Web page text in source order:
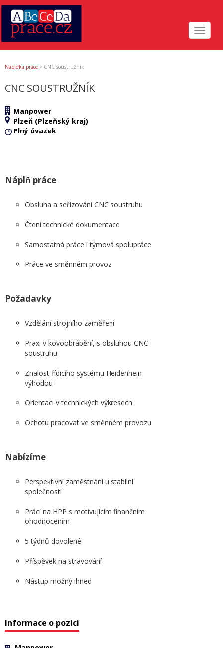
Toggle
Nabídka práce > CNC soustružník
CNC SOUSTRUŽNÍK
Manpower
Plzeň (Plzeňský kraj)
Plný úvazek
Náplň práce
Obsluha a seřizování CNC soustruhu
Čtení technické dokumentace
Samostatná práce i týmová spolupráce
Práce ve směnném provoz
Požadavky
Vzdělání strojního zaměření
Praxi v kovoobrábění, s obsluhou CNC
soustruhu
Znalost řídicího systému Heidenhein
výhodou
Orientaci v technických výkresech
Ochotu pracovat ve směnném provozu
Nabízíme
Perspektivní zaměstnání u stabilní
společnosti
Práci na HPP s motivujícím finančním
ohodnocením
5 týdnů dovolené
Příspěvek na stravování
Nástup možný ihned
Informace o pozici